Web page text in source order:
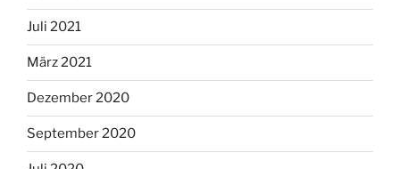
Juli 2021
März 2021
Dezember 2020
September 2020